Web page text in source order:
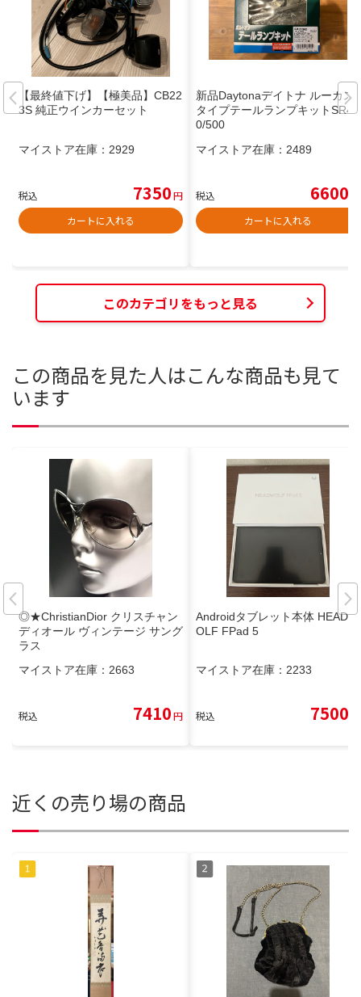
【最終値下げ】【極美品】CB22
3S 純正ウインカーセット
マイストア在庫： 2929
税込 7350円
カートに入れる
新品Daytonaデイトナ ルーカス
タイプテールランプキットSR40
0/500
マイストア在庫： 2489
税込 6600
カートに入れる
このカテゴリをもっと見る
この商品を見た人はこんな商品も見て
います
◎★ChristianDior クリスチャン
ディオール ヴィンテージ サング
ラス
マイストア在庫： 2663
税込 7410円
Androidタブレット本体 HEADW
OLF FPad 5
マイストア在庫： 2233
税込 7500
近くの売り場の商品